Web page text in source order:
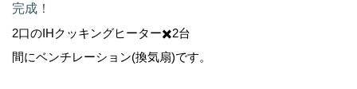
完成！
2口のIHクッキングヒーター✖️2台
間にベンチレーション(換気扇)です。